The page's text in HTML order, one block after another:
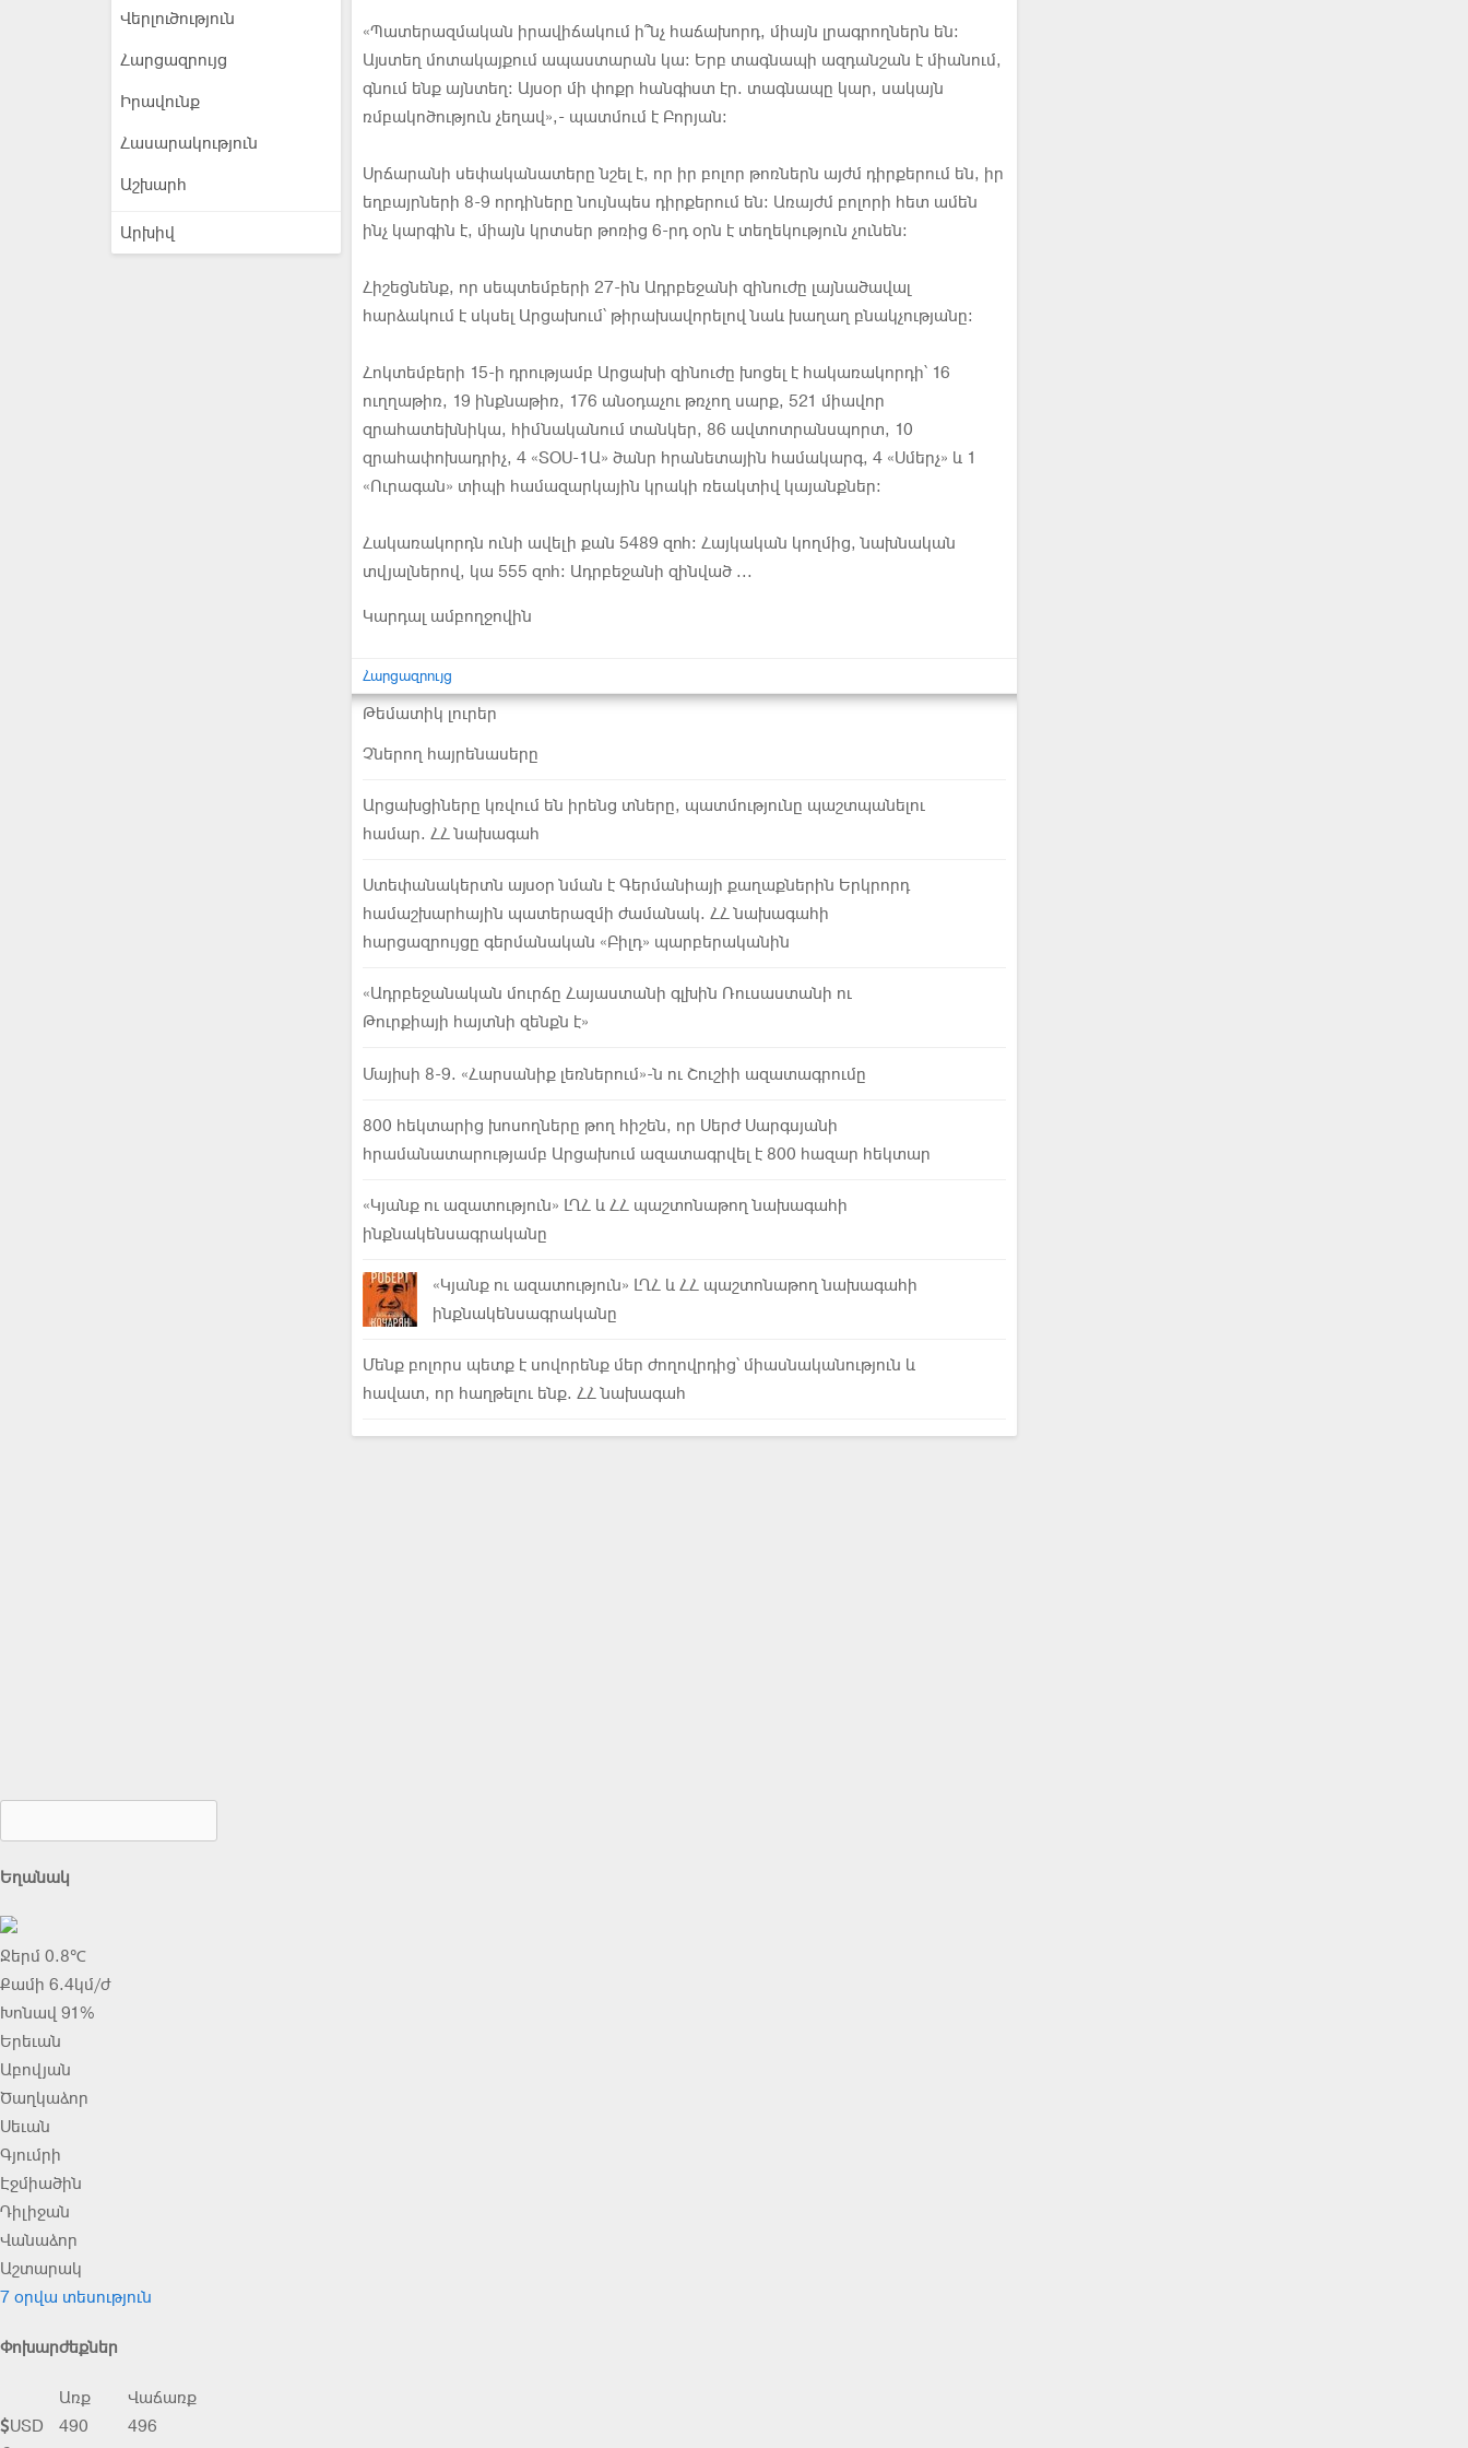
Վերլուծություն
Հարցազրույց
Իրավունք
Հասարակություն
Աշխարհ
Արխիվ
«Պատերազմական իրավիճակում ի՞նչ հաճախորդ, միայն լրագրողներն են:
Այստեղ մոտակայքում ապաստարան կա: Երբ տագնապի ազդանշան է միանում,
գնում ենք այնտեղ: Այսօր մի փոքր հանգիստ էր. տագնապը կար, սակայն
ռմբակոծություն չեղավ»,- պատմում է Բորյան:
Սրճարանի սեփականատերը նշել է, որ իր բոլոր թոռներն այժմ դիրքերում են, իր
եղբայրների 8-9 որդիները նույնպես դիրքերում են: Առայժմ բոլորի հետ ամեն
ինչ կարգին է, միայն կրտսեր թոռից 6-րդ օրն է տեղեկություն չունեն:
Հիշեցնենք, որ սեպտեմբերի 27-ին Ադրբեջանի զինուժը լայնածավալ
հարձակում է սկսել Արցախում՝ թիրախավորելով նաև խաղաղ բնակչությանը։
Հոկտեմբերի 15-ի դրությամբ Արցախի զինուժը խոցել է հակառակորդի՝ 16
ուղղաթիռ, 19 ինքնաթիռ, 176 անօդաչու թռչող սարք, 521 միավոր
զրահատեխնիկա, հիմնականում տանկեր, 86 ավտոտրանսպորտ, 10
զրահափոխադրիչ, 4 «ՏՕՍ-1Ա» ծանր հրանետային համակարգ, 4 «Սմերչ» և 1
«Ուրագան» տիպի համազարկային կրակի ռեակտիվ կայանքներ:
Հակառակորդն ունի ավելի քան 5489 զոհ։ Հայկական կողմից, նախնական
տվյալներով, կա 555 զոհ։ Ադրբեջանի զինված ...
Կարդալ ամբողջովին
Հարցազրույց
Թեմատիկ լուրեր
Չներող հայրենասերը
Արցախցիները կռվում են իրենց տները, պատմությունը պաշտպանելու
համար. ՀՀ նախագահ
Ստեփանակերտն այսօր նման է Գերմանիայի քաղաքներին Երկրորդ
համաշխարհային պատերազմի ժամանակ. ՀՀ նախագահի
հարցազրույցը գերմանական «Բիլդ» պարբերականին
«Ադրբեջանական մուրճը Հայաստանի գլխին Ռուսաստանի ու
Թուրքիայի հայտնի զենքն է»
Մայիսի 8-9. «Հարսանիք լեռներում»-ն ու Շուշիի ազատագրումը
800 հեկտարից խոսողները թող հիշեն, որ Սերժ Սարգսյանի
հրամանատարությամբ Արցախում ազատագրվել է 800 հազար հեկտար
«Կյանք ու ազատություն» ԼՂՀ և ՀՀ պաշտոնաթող նախագահի
ինքնակենսագրականը
«Կյանք ու ազատություն» ԼՂՀ և ՀՀ պաշտոնաթող նախագահի
ինքնակենսագրականը
Մենք բոլորս պետք է սովորենք մեր ժողովրդից՝ միասնականություն և
հավատ, որ հաղթելու ենք. ՀՀ նախագահ
Եղանակ
Ջերմ 0.8℃
Քամի 6.4կմ/ժ
Խոնավ 91%
Երեւան
Աբովյան
Ծաղկաձոր
Սեւան
Գյումրի
Էջմիածին
Դիլիջան
Վանաձոր
Աշտարակ
7 օրվա տեսություն
Փոխարժեքներ
Առք
Վաճառք
USD
490
496